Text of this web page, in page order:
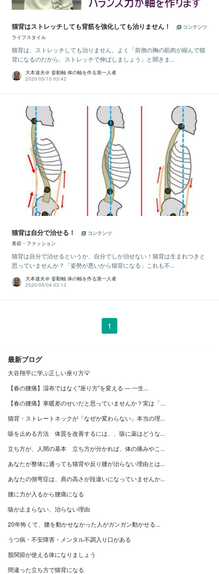
猫背はストレッチしても背筋を強化しても治りません！
コンテンツ
ライフスタイル
猫背は、ストレッチしても治りません。よく「前側の胸の筋肉が縮んで猫
背になるのだから、ストレッチで伸ばしましょう」と聞きま...
大本達夫＠ 姿動軸 体の軸を作る第一人者
2020/05/10 03:42
猫背は自分で治せる！
コンテンツ
美容・ファッション
猫背は自分で治せるというか、自分でしか治せない！猫背は生まれつきと
思っていませんか？「姿勢が悪いから猫背になる」これも不...
大本達夫＠ 姿動軸 体の軸を作る第一人者
2020/05/04 03:13
1
最新ブログ
大谷翔平に学ぶ正しい座り方💡
【春の腰痛】湿布ではなく"座り方"を変える ― 一生...
【春の腰痛】寒暖差のせいだと思っていませんか？実は「...
猫背・ストレートネックが「なぜか変わらない」本当の理...
咳を止める方法 体質を改善するには、、咳に薬はどうな...
立ち方が、人間の基本 立ち方が分かれば、体の痛みやこ...
あなたが整体に通っても猫背や反り腰が治らない理由とは...
あなたの側弯症は、肩の高さが段違いになっていませんか...
腰に力が入るから腰痛になる
咳が止まらない、治らない理由
20年怖くて、腰を動かせなかった人がガンガン動かせる...
うつ病・不安障害・メンタル不調入り口がある
股関節が使える体になりましょう
間違った立ち方で猫背になる